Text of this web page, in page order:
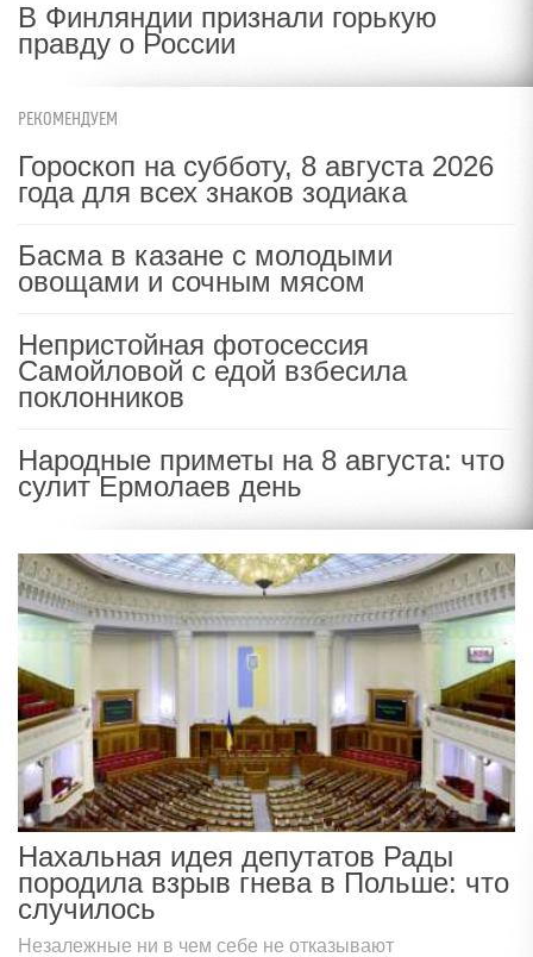
В Финляндии признали горькую
правду о России
РЕКОМЕНДУЕМ
Гороскоп на субботу, 8 августа 2026
года для всех знаков зодиака
Басма в казане с молодыми
овощами и сочным мясом
Непристойная фотосессия
Самойловой с едой взбесила
поклонников
Народные приметы на 8 августа: что
сулит Ермолаев день
Нахальная идея депутатов Рады
породила взрыв гнева в Польше: что
случилось
Незалежные ни в чем себе не отказывают